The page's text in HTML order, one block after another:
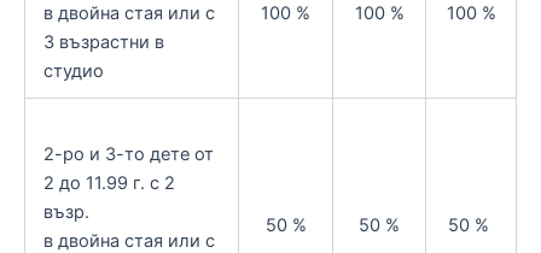
в двойна стая или с
3 възрастни в
студио
100 % 100 % 100 %
2-ро и 3-то дете от
2 до 11.99 г. с 2
възр.
в двойна стая или с
50 % 50 % 50 %